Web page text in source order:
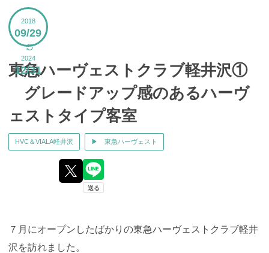
2018
09 29
2024
12 31
東急ハーヴェストクラブ軽井沢①
グレードアップ感のあるハーヴ
ェストタイプ客室
HVC＆VIALA軽井沢 ▶ 東急ハーヴェスト
７月にオープンしたばかりの東急ハーヴェストクラブ軽井
沢を訪れました。